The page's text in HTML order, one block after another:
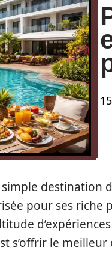
destination
pour ses
s’offrir le